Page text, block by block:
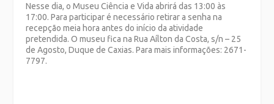
Nesse dia, o Museu Ciência e Vida abrirá das 13:00 às
17:00. Para participar é necessário retirar a senha na
recepção meia hora antes do início da atividade
pretendida. O museu fica na Rua Aílton da Costa, s/n – 25
de Agosto, Duque de Caxias. Para mais informações: 2671-
7797.